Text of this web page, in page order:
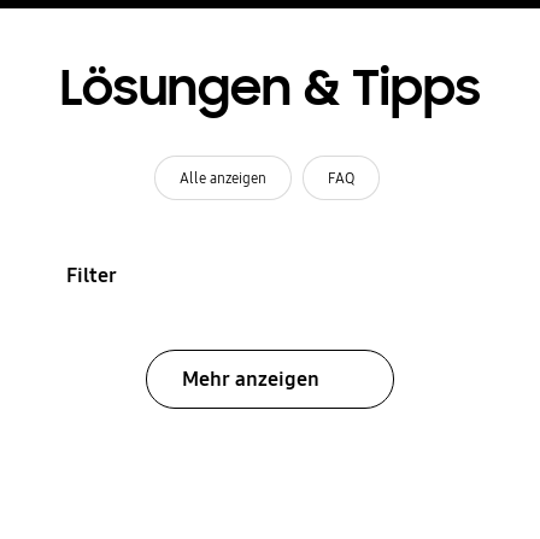
Lösungen & Tipps
Alle anzeigen FAQ
Filter
Mehr anzeigen